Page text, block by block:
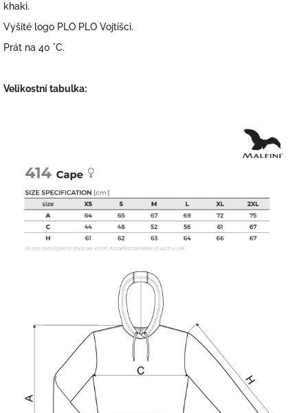
khaki.
Vyšité logo PLO PLO Vojtíšci.
Prát na 40 °C.
Velikostní tabulka: